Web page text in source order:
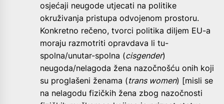
osjećaji neugode utjecati na politike
okruživanja pristupa odvojenom prostoru.
Konkretno rečeno, tvorci politika diljem EU-a
moraju razmotriti opravdava li tu-
spolna/unutar-spolna (cisgender)
neugoda/nelagoda žena nazočnošću onih koji
su proglašeni ženama (trans women) [misli se
na nelagodu fizičkih žena zbog nazočnosti